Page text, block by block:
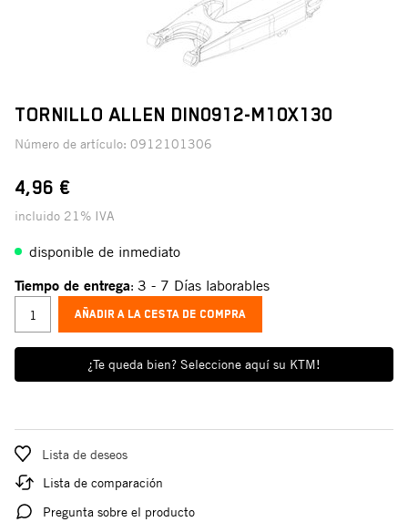
TORNILLO ALLEN DIN0912-M10X130
Número de artículo: 0912101306
4,96 €
incluido 21% IVA
disponible de inmediato
Tiempo de entrega: 3 - 7 Días laborables
¿Te queda bien? Seleccione aquí su KTM!
AÑADIR A LA CESTA DE COMPRA
Lista de deseos
Lista de comparación
Pregunta sobre el producto